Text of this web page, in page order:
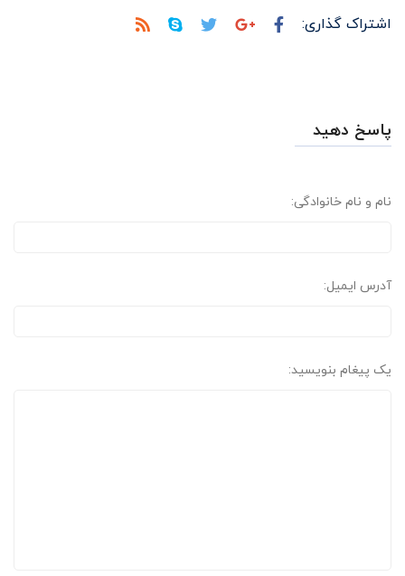
اشتراک گذاری:
پاسخ دهید
نام و نام خانوادگی:
آدرس ایمیل:
یک پیغام بنویسید: